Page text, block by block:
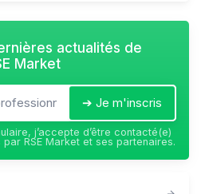
actualités de
Market
➔ Je m'inscris
j’accepte d’être contacté(e)
RSE Market et ses partenaires.